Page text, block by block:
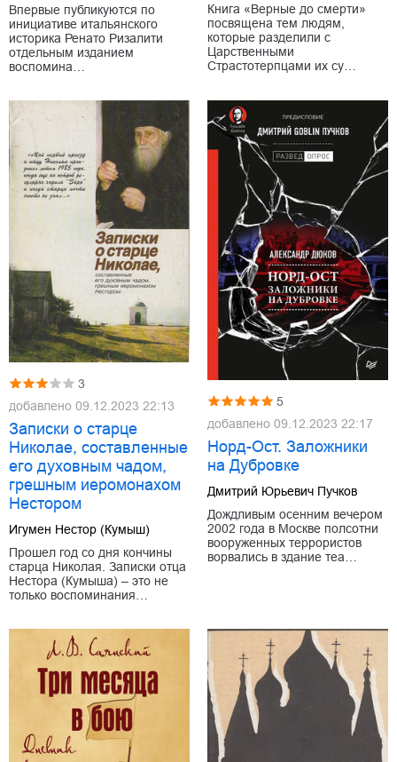
Впервые публикуются по
инициативе итальянского
историка Ренато Ризалити
отдельным изданием
воспомина…
Книга «Верные до смерти»
посвящена тем людям,
которые разделили с
Царственными
Страстотерпцами их су…
3
добавлено 09.12.2023 22:13
Записки о старце
Николае, составленные
его духовным чадом,
грешным иеромонахом
Нестором
Игумен Нестор (Кумыш)
Прошел год со дня кончины
старца Николая. Записки отца
Нестора (Кумыша) – это не
только воспоминания…
5
добавлено 09.12.2023 22:17
Норд-Ост. Заложники
на Дубровке
Дмитрий Юрьевич Пучков
Дождливым осенним вечером
2002 года в Москве полсотни
вооруженных террористов
ворвались в здание теа…